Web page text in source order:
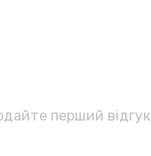
перший відгук